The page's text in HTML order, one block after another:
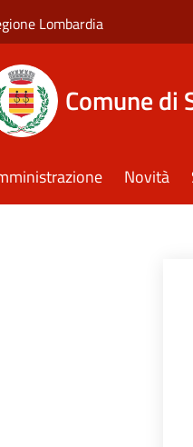
Lombardia
Comune di
Novità